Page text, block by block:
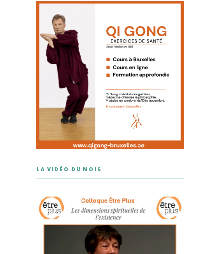
LA VIDÉO DU MOIS